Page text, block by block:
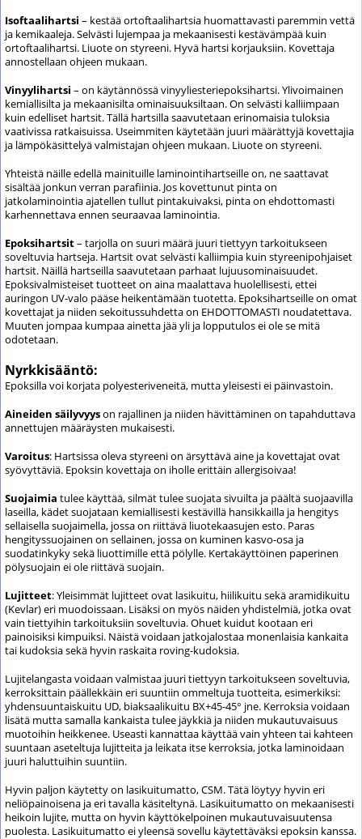
Isoftaalihartsi – kestää ortoftaalihartsia huomattavasti paremmin vettä
ja kemikaaleja. Selvästi lujempaa ja mekaanisesti kestävämpää kuin
ortoftaalihartsi. Liuote on styreeni. Hyvä hartsi korjauksiin. Kovettaja
annostellaan ohjeen mukaan.
Vinyylihartsi – on käytännössä vinyyliesteriepoksihartsi. Ylivoimainen
kemiallisilta ja mekaanisilta ominaisuuksiltaan. On selvästi kalliimpaan
kuin edelliset hartsit. Tällä hartsilla saavutetaan erinomaisia tuloksia
vaativissa ratkaisuissa. Useimmiten käytetään juuri määrättyjä kovettajia
ja lämpökäsittelyä valmistajan ohjeen mukaan. Liuote on styreeni.
Yhteistä näille edellä mainituille laminointihartseille on, ne saattavat
sisältää jonkun verran parafiinia. Jos kovettunut pinta on
jatkolaminointia ajatellen tullut pintakuivaksi, pinta on ehdottomasti
karhennettava ennen seuraavaa laminointia.
Epoksihartsit– tarjolla on suuri määrä juuri tiettyyn tarkoitukseen
soveltuvia hartseja. Hartsit ovat selvästi kalliimpia kuin styreenipohjaiset
hartsit. Näillä hartseilla saavutetaan parhaat lujuusominaisuudet.
Epoksivalmisteiset tuotteet on aina maalattava huolellisesti, ettei
auringon UV-valo pääse heikentämään tuotetta. Epoksihartseille on omat
kovettajat ja niiden sekoitussuhdetta on EHDOTTOMASTI noudatettava.
Muuten jompaa kumpaa ainetta jää yli ja lopputulos ei ole se mitä
odotetaan.
Nyrkkisääntö:
Epoksilla voi korjata polyesteriveneitä, mutta yleisesti ei päinvastoin.
Aineiden säilyvyyson rajallinen ja niiden hävittäminen on tapahduttava
annettujen määräysten mukaisesti.
Varoitus: Hartsissa oleva styreeni on ärsyttävä aine ja kovettajat ovat
syövyttäviä. Epoksin kovettaja on iholle erittäin allergisoivaa!
Suojaimia tulee käyttää, silmät tulee suojata sivuilta ja päältä suojaavilla
laseilla, kädet suojataan kemiallisesti kestävillä hansikkailla ja hengitys
sellaisella suojaimella, jossa on riittävä liuotekaasujen esto. Paras
hengityssuojainen on sellainen, jossa on kuminen kasvo-osa ja
suodatinkyky sekä liuottimille että pölylle. Kertakäyttöinen paperinen
pölysuojain ei ole riittävä suojain.
Lujitteet:Yleisimmät lujitteet ovat lasikuitu, hiilikuitu sekä aramidikuitu
(Kevlar) eri muodoissaan. Lisäksi on myös näiden yhdistelmiä, jotka ovat
vain tiettyihin tarkoituksiin soveltuvia. Ohuet kuidut kootaan eri
painoisiksi kimpuiksi. Näistä voidaan jatkojalostaa monenlaisia kankaita
tai kudoksia sekä hyvin raskaita roving-kudoksia.
Lujitelangasta voidaan valmistaa juuri tiettyyn tarkoitukseen soveltuvia,
kerroksittain päällekkäin eri suuntiin ommeltuja tuotteita, esimerkiksi:
yhdensuuntaiskuitu UD, biaksaalikuitu BX+45-45° jne. Kerroksia voidaan
lisätä mutta samalla kankaista tulee jäykkiä ja niiden mukautuvaisuus
muotoihin heikkenee. Useasti kannattaa käyttää vain yhteen tai kahteen
suuntaan aseteltuja lujitteita ja leikata itse kerroksia, jotka laminoidaan
juuri haluttuihin suuntiin.
Hyvin paljon käytetty on lasikuitumatto, CSM. Tätä löytyy hyvin eri
neliöpainoisena ja eri tavalla käsiteltynä. Lasikuitumatto on mekaanisesti
heikoin lujite, mutta on hyvin käyttökelpoinen mukautuvaisuutensa
puolesta. Lasikuitumatto ei yleensä sovellu käytettäväksi epoksin kanssa.